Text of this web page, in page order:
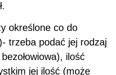
określone co do
trzeba podać jej rodzaj
ilość
jej ilość (może